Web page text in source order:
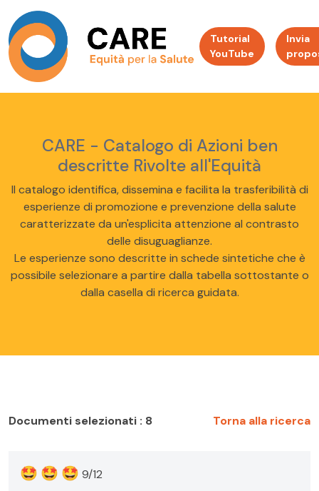
Tutorial
YouTube
Invia
CARE - Catalogo di Azioni ben
descritte Rivolte all'Equità
Il catalogo identifica, dissemina e facilita la trasferibilità di
esperienze di promozione e prevenzione della salute
caratterizzate da un'esplicita attenzione al contrasto
delle disuguaglianze.
Le esperienze sono descritte in schede sintetiche che è
possibile selezionare a partire dalla tabella sottostante o
dalla casella di ricerca guidata.
Documenti selezionati : 8 Torna alla ricerca
🤩 🤩 🤩 9/12